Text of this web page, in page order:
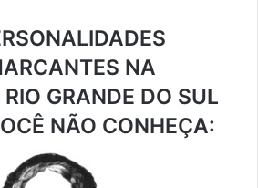
NA
GRANDE DO SUL
NÃO CONHEÇA: